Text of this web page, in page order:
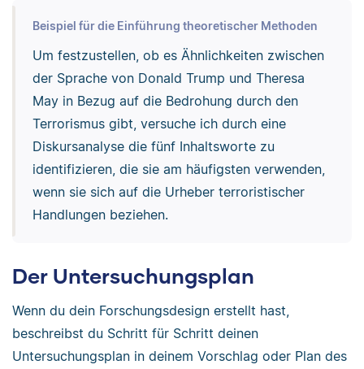
Beispiel für die Einführung theoretischer Methoden
Um festzustellen, ob es Ähnlichkeiten zwischen
der Sprache von Donald Trump und Theresa
May in Bezug auf die Bedrohung durch den
Terrorismus gibt, versuche ich durch eine
Diskursanalyse die fünf Inhaltsworte zu
identifizieren, die sie am häufigsten verwenden,
wenn sie sich auf die Urheber terroristischer
Handlungen beziehen.
Der Untersuchungsplan
Wenn du dein Forschungsdesign erstellt hast,
beschreibst du Schritt für Schritt deinen
Untersuchungsplan in deinem Vorschlag oder Plan des